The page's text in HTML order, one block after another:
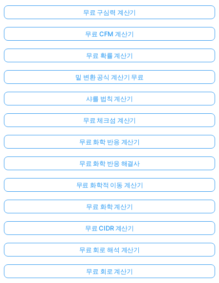
무료 구심력 계산기
무료 CFM 계산기
무료 확률 계산기
밑 변환 공식 계산기 무료
샤를 법칙 계산기
무료 체크섬 계산기
무료 화학 반응 계산기
무료 화학 반응 해결사
무료 화학적 이동 계산기
무료 화학 계산기
무료 CIDR 계산기
무료 회로 해석 계산기
무료 회로 계산기